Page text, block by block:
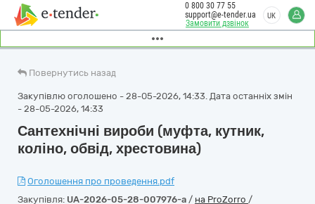
Замовити дзвінок
0 800 30 77 55
support@e-tender.ua
UK
Повернутись назад
Закупівлю оголошено - 28-05-2026, 14:33. Дата останніх змін
- 28-05-2026, 14:33
Сантехнічні вироби (муфта, кутник,
коліно, обвід, хрестовина)
Оголошення про проведення.pdf
Закупівля: UA-2026-05-28-007976-a / на ProZorro /